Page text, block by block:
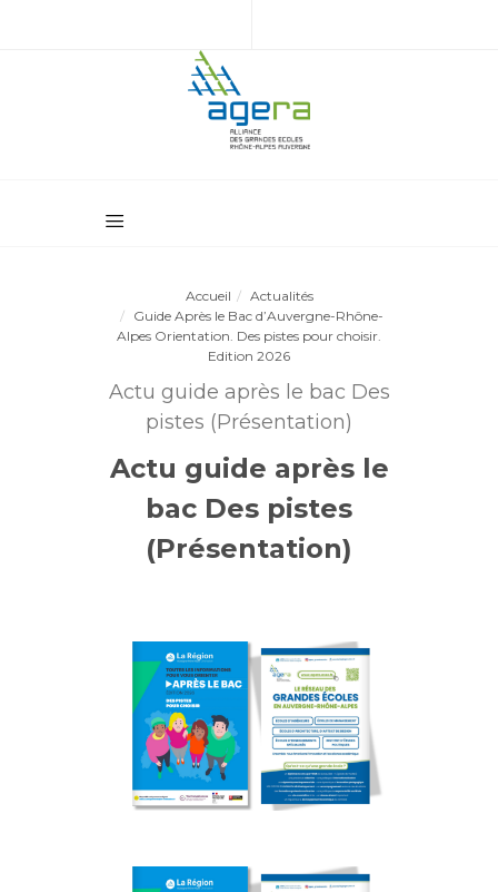
Accueil
Actualités
Guide Après le Bac d’Auvergne-Rhône-
Alpes Orientation. Des pistes pour choisir.
Edition 2026
Actu guide après le bac Des
pistes (Présentation)
Actu guide après le
bac Des pistes
(Présentation)